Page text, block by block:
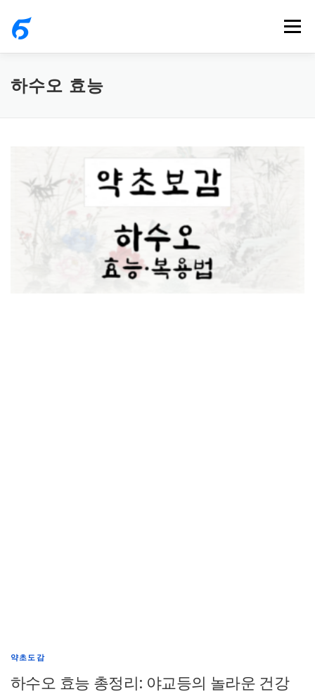
메뉴
하수오 효능
약초도감
하수오 효능 총정리: 야교등의 놀라운 건강